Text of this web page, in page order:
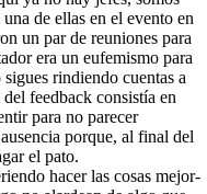
de ellas en el evento en
un par de reuniones para
era un eufemismo para
rindiendo cuentas a
feedback consistía en
para no parecer
porque, al final del
el pato.
hacer las cosas mejor-